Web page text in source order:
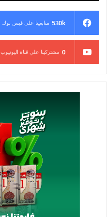
530k متابعينا علي فيس بوك
0 مشتركينا علي قناة اليوتيوب